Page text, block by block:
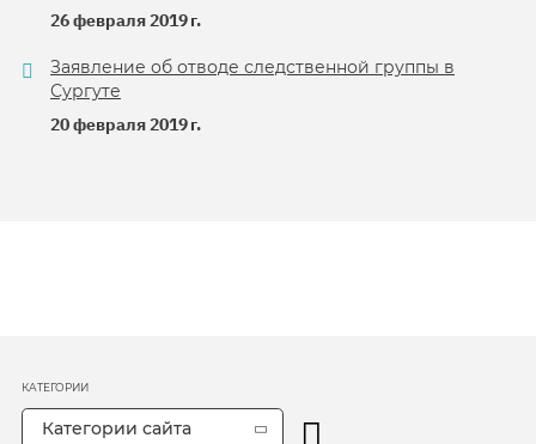
26 февраля 2019 г.
Заявление об отводе следственной группы в
Сургуте
20 февраля 2019 г.
КАТЕГОРИИ
Категории сайта